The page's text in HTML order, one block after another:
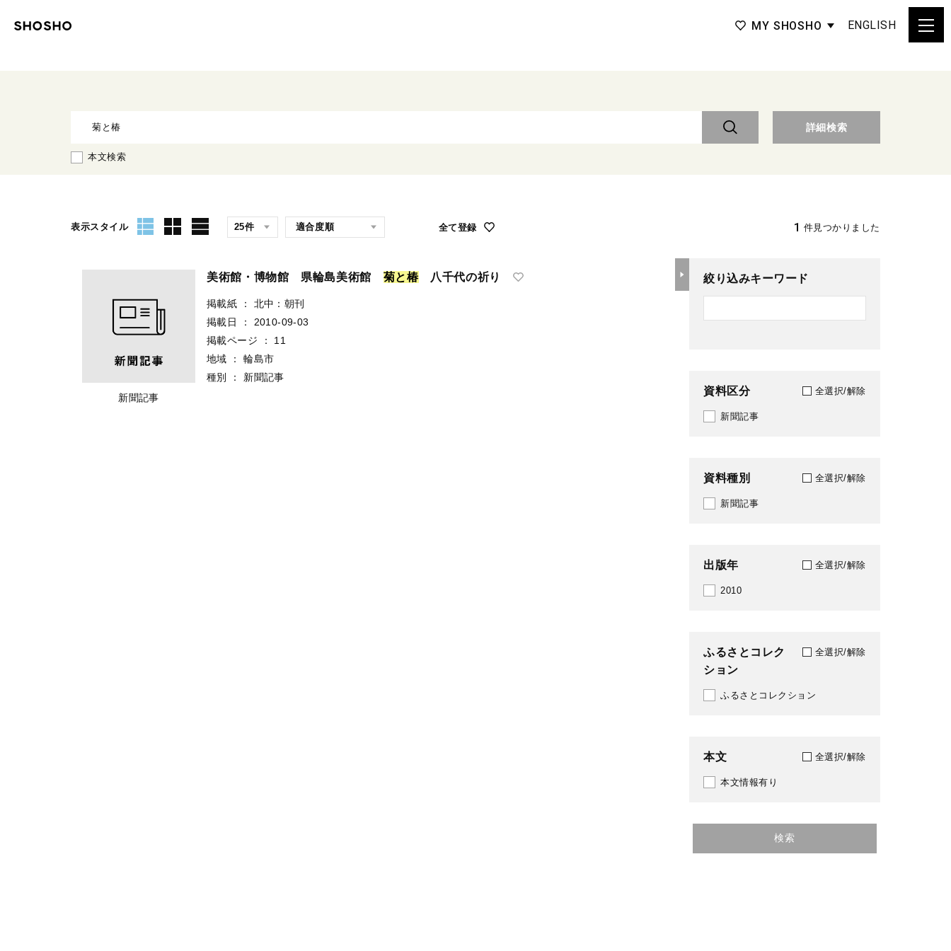
MY SHOSHO ENGLISH
詳細検索
本文検索
表示スタイル 全て登録 1 件見つかりました
新聞記事
美術館・博物館 県輪島美術館 菊と椿八千代の祈り
掲載紙 ：
北中：朝刊
掲載日
：
2010-09-03
掲載ページ
：
11
地域
：
輪島市
種別
： 新聞記事
絞り込みキーワード
資料区分 全選択/解除
新聞記事
資料種別 全選択/解除
新聞記事
出版年 全選択/解除
2010
ふるさとコレク
ション
全選択/解除
ふるさとコレクション
本文 全選択/解除
本文情報有り
検索